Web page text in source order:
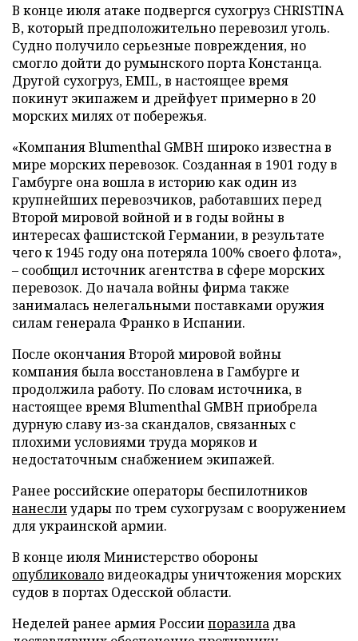
В конце июля атаке подвергся сухогруз CHRISTINA
B, который предположительно перевозил уголь.
Судно получило серьезные повреждения, но
смогло дойти до румынского порта Констанца.
Другой сухогруз, EMIL, в настоящее время
покинут экипажем и дрейфует примерно в 20
морских милях от побережья.
«Компания Blumenthal GMBH широко известна в
мире морских перевозок. Созданная в 1901 году в
Гамбурге она вошла в историю как один из
крупнейших перевозчиков, работавших перед
Второй мировой войной и в годы войны в
интересах фашистской Германии, в результате
чего к 1945 году она потеряла 100% своего флота»,
– сообщил источник агентства в сфере морских
перевозок. До начала войны фирма также
занималась нелегальными поставками оружия
силам генерала Франко в Испании.
После окончания Второй мировой войны
компания была восстановлена в Гамбурге и
продолжила работу. По словам источника, в
настоящее время Blumenthal GMBH приобрела
дурную славу из-за скандалов, связанных с
плохими условиями труда моряков и
недостаточным снабжением экипажей.
Ранее российские операторы беспилотников
нанеслиудары по трем сухогрузам с вооружением
для украинской армии.
В конце июля Министерство обороны
опубликоваловидеокадры уничтожения морских
судов в портах Одесской области.
Неделей ранее армия Россиипоразила два